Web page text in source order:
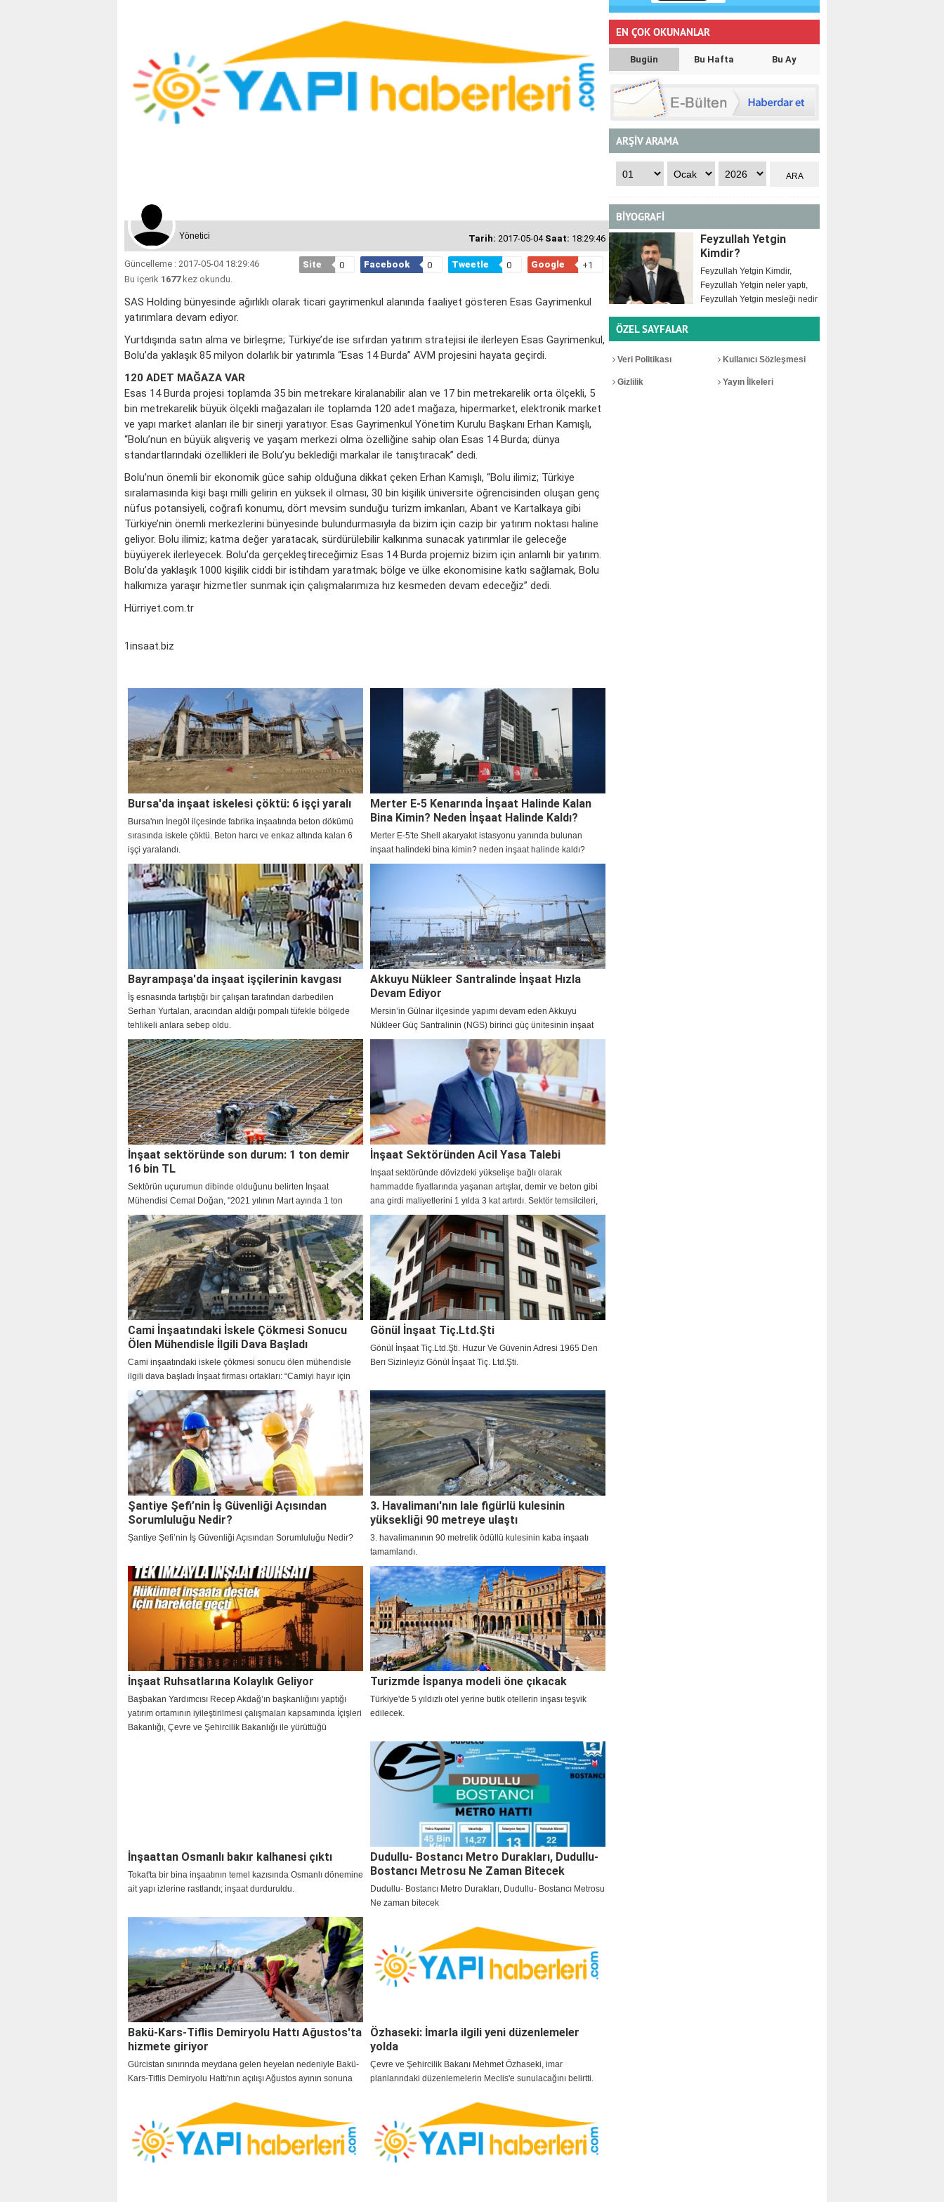
Yönetici Tarih: 2017-05-04 Saat: 18:29:46
Güncelleme : 2017-05-04 18:29:46
Bu içerik 1677kez okundu.
Site 0 Facebook 0 Tweetle 0 Google +1
SAS Holding bünyesinde ağırlıklı olarak ticari gayrimenkul alanında faaliyet gösteren Esas Gayrimenkul
yatırımlara devam ediyor.
Yurtdışında satın alma ve birleşme; Türkiye’de ise sıfırdan yatırım stratejisi ile ilerleyen Esas Gayrimenkul,
Bolu’da yaklaşık 85 milyon dolarlık bir yatırımla “Esas 14 Burda” AVM projesini hayata geçirdi.
120 ADET MAĞAZA VAR
Esas 14 Burda projesi toplamda 35 bin metrekare kiralanabilir alan ve 17 bin metrekarelik orta ölçekli, 5
bin metrekarelik büyük ölçekli mağazaları ile toplamda 120 adet mağaza, hipermarket, elektronik market
ve yapı market alanları ile bir sinerji yaratıyor. Esas Gayrimenkul Yönetim Kurulu Başkanı Erhan Kamışlı,
“Bolu’nun en büyük alışveriş ve yaşam merkezi olma özelliğine sahip olan Esas 14 Burda; dünya
standartlarındaki özellikleri ile Bolu’yu beklediği markalar ile tanıştıracak” dedi.
Bolu’nun önemli bir ekonomik güce sahip olduğuna dikkat çeken Erhan Kamışlı, “Bolu ilimiz; Türkiye
sıralamasında kişi başı milli gelirin en yüksek il olması, 30 bin kişilik üniversite öğrencisinden oluşan genç
nüfus potansiyeli, coğrafi konumu, dört mevsim sunduğu turizm imkanları, Abant ve Kartalkaya gibi
Türkiye’nin önemli merkezlerini bünyesinde bulundurmasıyla da bizim için cazip bir yatırım noktası haline
geliyor. Bolu ilimiz; katma değer yaratacak, sürdürülebilir kalkınma sunacak yatırımlar ile geleceğe
büyüyerek ilerleyecek. Bolu’da gerçekleştireceğimiz Esas 14 Burda projemiz bizim için anlamlı bir yatırım.
Bolu’da yaklaşık 1000 kişilik ciddi bir istihdam yaratmak; bölge ve ülke ekonomisine katkı sağlamak, Bolu
halkımıza yaraşır hizmetler sunmak için çalışmalarımıza hız kesmeden devam edeceğiz” dedi.
Hürriyet.com.tr
1insaat.biz
Bursa'da inşaat iskelesi çöktü: 6 işçi yaralı
Bursa'nın İnegöl ilçesinde fabrika inşaatında beton dökümü
sırasında iskele çöktü. Beton harcı ve enkaz altında kalan 6
işçi yaralandı.
Merter E-5 Kenarında İnşaat Halinde Kalan
Bina Kimin? Neden İnşaat Halinde Kaldı?
Merter E-5'te Shell akaryakıt istasyonu yanında bulunan
inşaat halindeki bina kimin? neden inşaat halinde kaldı?
Bayrampaşa'da inşaat işçilerinin kavgası
İş esnasında tartıştığı bir çalışan tarafından darbedilen
Serhan Yurtalan, aracından aldığı pompalı tüfekle bölgede
tehlikeli anlara sebep oldu.
Akkuyu Nükleer Santralinde İnşaat Hızla
Devam Ediyor
Mersin’in Gülnar ilçesinde yapımı devam eden Akkuyu
Nükleer Güç Santralinin (NGS) birinci güç ünitesinin inşaat
sahasında su tahliye sisteminin oluşturulmasına yönelik bir
aşama daha tamamlandı.
İnşaat sektöründe son durum: 1 ton demir
16 bin TL
Sektörün uçurumun dibinde olduğunu belirten İnşaat
Mühendisi Cemal Doğan, "2021 yılının Mart ayında 1 ton
demir 6 bin TL civarındayken, bu rakam 2 kattan fazla artarak
16 bin TL seviyesine çıktı" dedi.
İnşaat Sektöründen Acil Yasa Talebi
İnşaat sektöründe dövizdeki yükselişe bağlı olarak
hammadde fiyatlarında yaşanan artışlar, demir ve beton gibi
ana girdi maliyetlerini 1 yılda 3 kat artırdı. Sektör temsilcileri,
alt yüklenicilerinin teminat mektuplarının yakılmasının önüne
geçmesine yönelik acil eylem çağrısında bulundu.
Cami İnşaatındaki İskele Çökmesi Sonucu
Ölen Mühendisle İlgili Dava Başladı
Cami inşaatındaki iskele çökmesi sonucu ölen mühendisle
ilgili dava başladı İnşaat firması ortakları: “Camiyi hayır için
yapıyorduk” Mahkeme mühendisin ölümüyle ilgili imar
müdürlerini dinleyecek
Gönül İnşaat Tiç.Ltd.Şti
Gönül İnşaat Tiç.Ltd.Şti. Huzur Ve Güvenin Adresi 1965 Den
Berı Sizinleyiz Gönül İnşaat Tiç. Ltd.Şti.
Şantiye Şefi’nin İş Güvenliği Açısından
Sorumluluğu Nedir?
Şantiye Şefi’nin İş Güvenliği Açısından Sorumluluğu Nedir?
3. Havalimanı'nın lale figürlü kulesinin
yüksekliği 90 metreye ulaştı
3. havalimanının 90 metrelik ödüllü kulesinin kaba inşaatı
tamamlandı.
İnşaat Ruhsatlarına Kolaylık Geliyor
Başbakan Yardımcısı Recep Akdağ’ın başkanlığını yaptığı
yatırım ortamının iyileştirilmesi çalışmaları kapsamında İçişleri
Bakanlığı, Çevre ve Şehircilik Bakanlığı ile yürüttüğü
Turizmde İspanya modeli öne çıkacak
Türkiye'de 5 yıldızlı otel yerine butik otellerin inşası teşvik
edilecek.
İnşaattan Osmanlı bakır kalhanesi çıktı
Tokat'ta bir bina inşaatının temel kazısında Osmanlı dönemine
ait yapı izlerine rastlandı; inşaat durduruldu.
Dudullu- Bostancı Metro Durakları, Dudullu-
Bostancı Metrosu Ne Zaman Bitecek
Dudullu- Bostancı Metro Durakları, Dudullu- Bostancı Metrosu
Ne zaman bitecek
Bakü-Kars-Tiflis Demiryolu Hattı Ağustos'ta
hizmete giriyor
Gürcistan sınırında meydana gelen heyelan nedeniyle Bakü-
Kars-Tiflis Demiryolu Hattı'nın açılışı Ağustos ayının sonuna
Özhaseki: İmarla ilgili yeni düzenlemeler
yolda
Çevre ve Şehircilik Bakanı Mehmet Özhaseki, imar
planlarındaki düzenlemelerin Meclis'e sunulacağını belirtti.
EN ÇOK OKUNANLAR
Bugün Bu Hafta Bu Ay
ARŞİV ARAMA
BİYOGRAFİ
Feyzullah Yetgin
Kimdir?
Feyzullah Yetgin Kimdir,
Feyzullah Yetgin neler yaptı,
Feyzullah Yetgin mesleği nedir
ÖZEL SAYFALAR
Veri Politikası Kullanıcı Sözleşmesi
Gizlilik Yayın İlkeleri